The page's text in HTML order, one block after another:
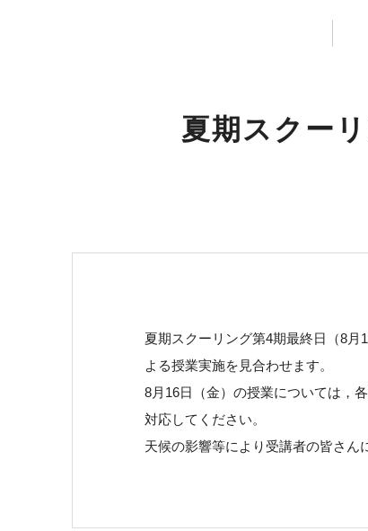
夏期スクー
夏期スクーリング第4期最終日（8
よる授業実施を見合わせます。
8月16日（金）の授業については，
対応してください。
天候の影響等により受講者の皆さん